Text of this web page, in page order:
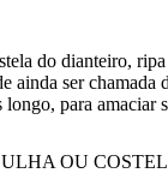
do dianteiro,
ainda ser
para amaciar
OU